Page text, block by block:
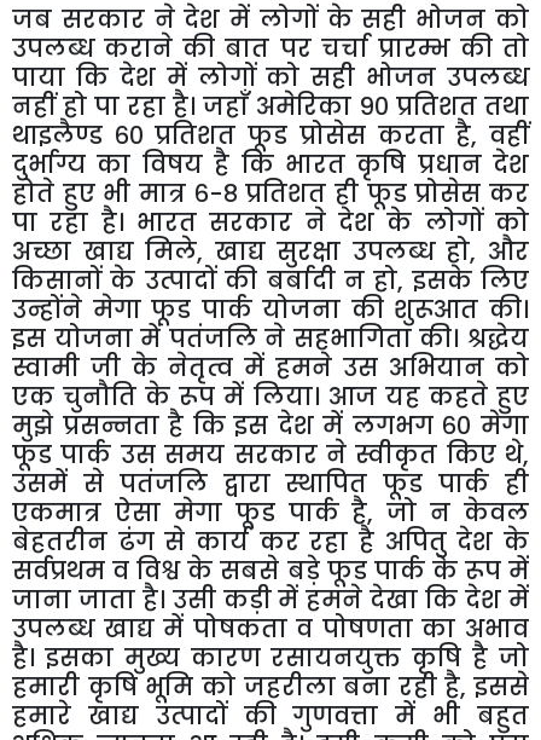
जब सरकार ने देश में लोगों के सही भोजन को
उपलब्ध कराने की बात पर चर्चा प्रारम्भ की तो
पाया कि देश में लोगों को सही भोजन उपलब्ध
नहीं हो पा रहा है। जहाँ अमेरिका ९० प्रतिशत तथा
थाइलैण्ड ६० प्रतिशत फूड प्रोसेस करता है,वहीं
दुर्भाग्य का विषय है कि भारत कृषि प्रधान देश
होते हुए भी मात्र ६-८ प्रतिशत ही फूड प्रोसेस कर
पा रहा है। भारत सरकार ने देश के लोगों को
अच्छा खाद्य मिले, खाद्य सुरक्षा उपलब्ध हो, और
किसानों के उत्पादों की बर्बादी न हो,इसके लिए
उन्होंने मेगा फूड पार्क योजना की शुरूआत की।
इस योजना में पतंजलि ने सहभागिता की। श्रद्धेय
स्वामी जी के नेतृत्व में हमने उस अभियान को
एक चुनौति के रूप में लिया। आज यह कहते हुए
मुझे प्रसन्नता है कि इस देश में लगभग ६० मेगा
फूड पार्क उस समय सरकार ने स्वीकृत किए थे,
उसमें से पतंजलि द्वारा स्थापित फूड पार्क ही
एकमात्र ऐसा मेगा फूड पार्क है,जो न केवल
बेहतरीन ढंग से कार्य कर रहा है अपितु देश के
सर्वप्रथम व विश्व के सबसे बड़े फूड पार्क के रूप में
जाना जाता है। उसी कड़ी में हमने देखा कि देश में
उपलब्ध खाद्य में पोषकता व पोषणता का अभाव
है। इसका मुख्य कारण रसायनयुक्त कृषि है जो
हमारी कृषि भूमि को जहरीला बना रही है,इससे
हमारे खाद्य उत्पादों की गुणवत्ता में भी बहुत